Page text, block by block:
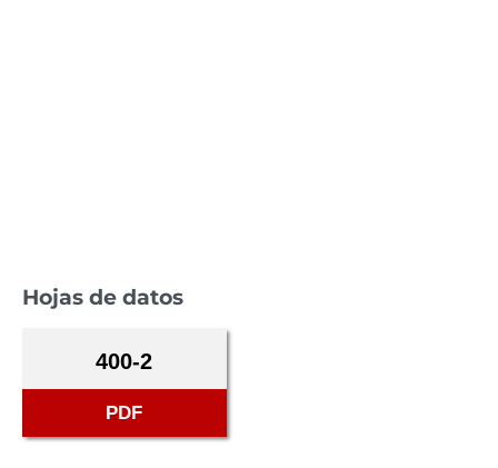
Hojas de datos
400-2
PDF